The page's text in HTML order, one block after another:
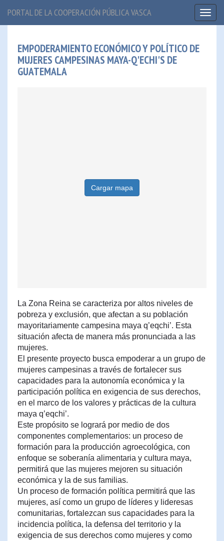
PORTAL DE LA COOPERACIÓN PÚBLICA VASCA
EMPODERAMIENTO ECONÓMICO Y POLÍTICO DE
MUJERES CAMPESINAS MAYA-Q'ECHI'S DE
GUATEMALA
Cargar mapa
La Zona Reina se caracteriza por altos niveles de
pobreza y exclusión, que afectan a su población
mayoritariamente campesina maya q’eqchi’. Esta
situación afecta de manera más pronunciada a las
mujeres.
El presente proyecto busca empoderar a un grupo de
mujeres campesinas a través de fortalecer sus
capacidades para la autonomía económica y la
participación política en exigencia de sus derechos,
en el marco de los valores y prácticas de la cultura
maya q’eqchi’.
Este propósito se logrará por medio de dos
componentes complementarios: un proceso de
formación para la producción agroecológica, con
enfoque se soberanía alimentaria y cultura maya,
permitirá que las mujeres mejoren su situación
económica y la de sus familias.
Un proceso de formación política permitirá que las
mujeres, así como un grupo de líderes y lideresas
comunitarias, fortalezcan sus capacidades para la
incidencia política, la defensa del territorio y la
exigencia de sus derechos como mujeres y como